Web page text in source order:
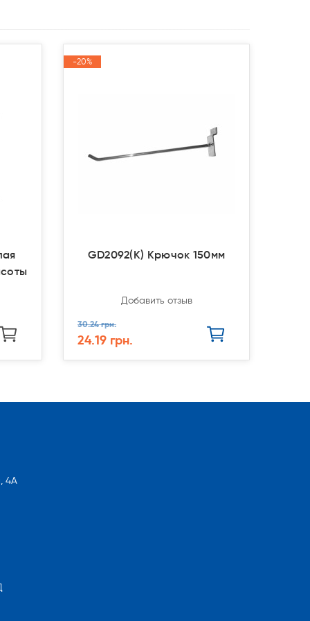
-20%
-20%
GD2092(К) Крючок 150мм
Добавить отзыв
30.24 грн.
24.19 грн.
4А